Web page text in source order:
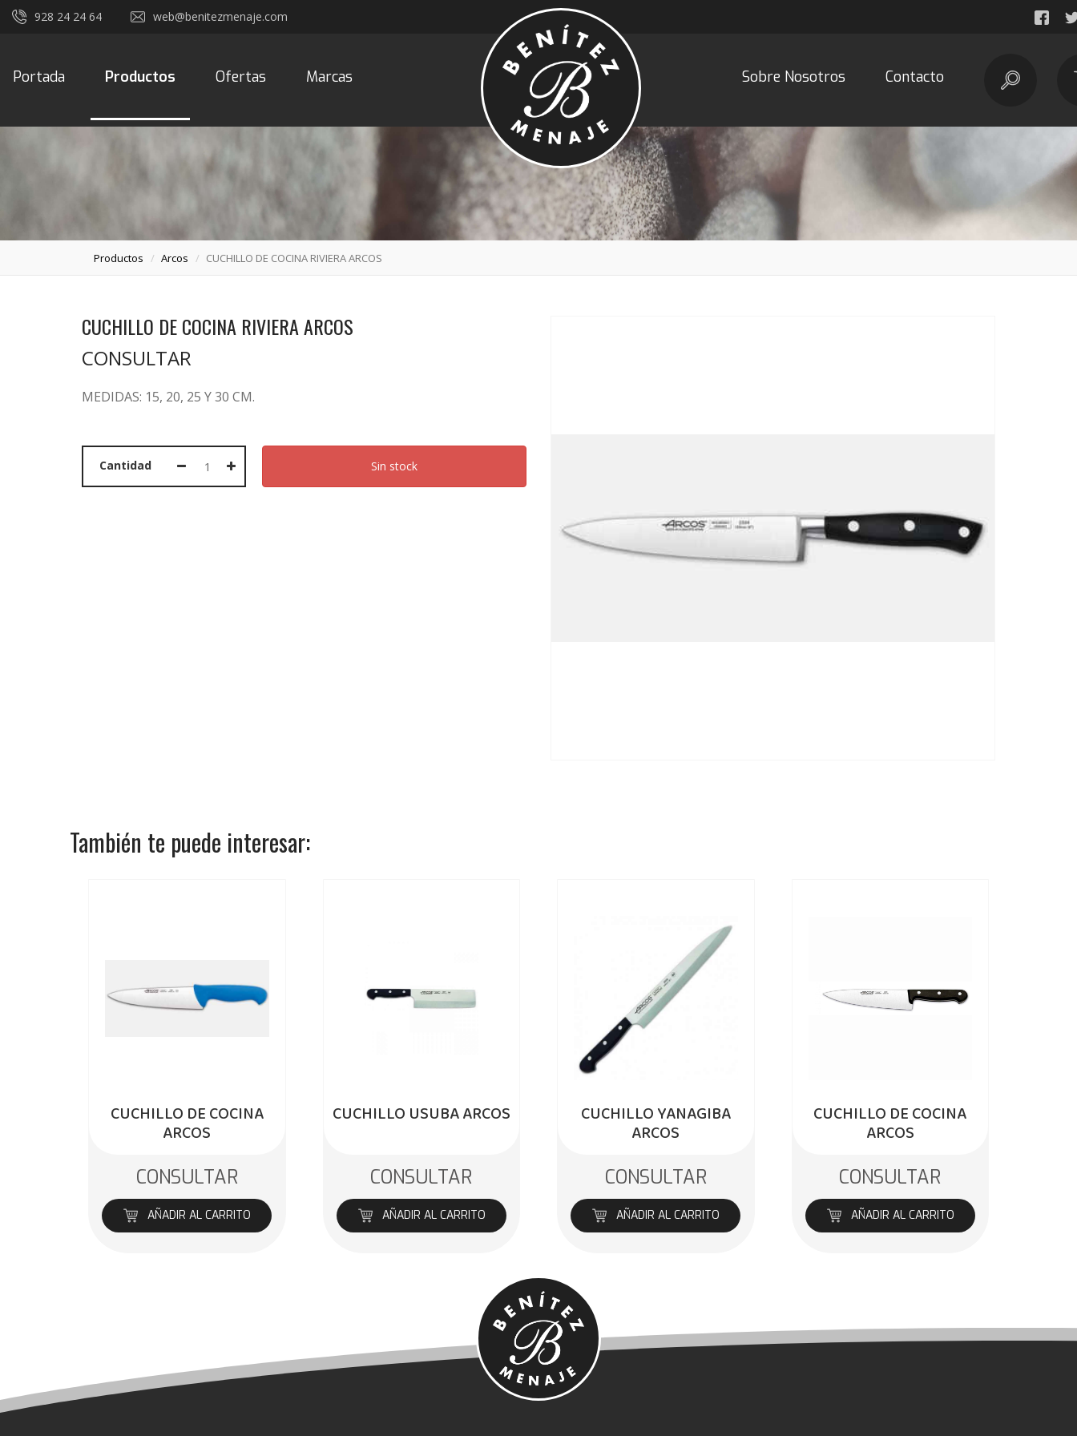
928 24 24 64 web@benitezmenaje.com
Portada Productos Ofertas Marcas Sobre Nosotros Contacto
Productos Arcos CUCHILLO DE COCINA RIVIERA ARCOS
CUCHILLO DE COCINA RIVIERA ARCOS
CONSULTAR
MEDIDAS: 15, 20, 25 Y 30 CM.
Cantidad Sin stock
También te puede interesar:
CUCHILLO DE COCINA
ARCOS
CONSULTAR
AÑADIR AL CARRITO
CUCHILLO USUBA ARCOS
CONSULTAR
AÑADIR AL CARRITO
CUCHILLO YANAGIBA
ARCOS
CONSULTAR
AÑADIR AL CARRITO
CUCHILLO DE COCINA
ARCOS
CONSULTAR
AÑADIR AL CARRITO